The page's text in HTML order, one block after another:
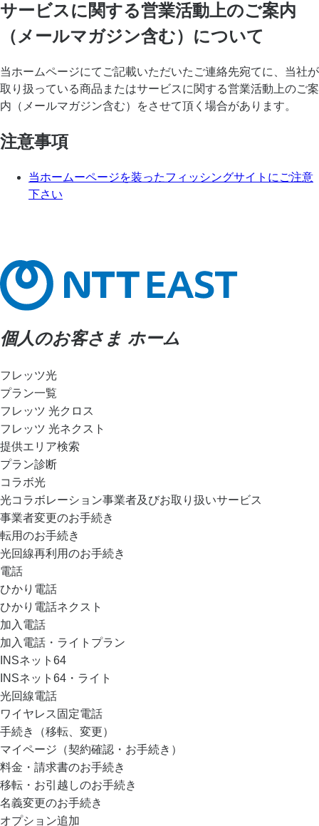
サービスに関する営業活動上のご案内
（メールマガジン含む）について
当ホームページにてご記載いただいたご連絡先宛てに、当社が
取り扱っている商品またはサービスに関する営業活動上のご案
内（メールマガジン含む）をさせて頂く場合があります。
注意事項
当ホームーページを装ったフィッシングサイトにご注意
下さい
個人のお客さま ホーム
フレッツ光
プラン一覧
フレッツ 光クロス
フレッツ 光ネクスト
提供エリア検索
プラン診断
コラボ光
光コラボレーション事業者及びお取り扱いサービス
事業者変更のお手続き
転用のお手続き
光回線再利用のお手続き
電話
ひかり電話
ひかり電話ネクスト
加入電話
加入電話・ライトプラン
INSネット64
INSネット64・ライト
光回線電話
ワイヤレス固定電話
手続き（移転、変更）
マイページ（契約確認・お手続き）
料金・請求書のお手続き
移転・お引越しのお手続き
名義変更のお手続き
オプション追加